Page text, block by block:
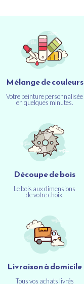
Mélange de couleurs
Votre peinture personnalisée
en quelques minutes.
Découpe de bois
Le bois aux dimensions
de votre choix.
Livraison à domicile
Tous vos achats livrés